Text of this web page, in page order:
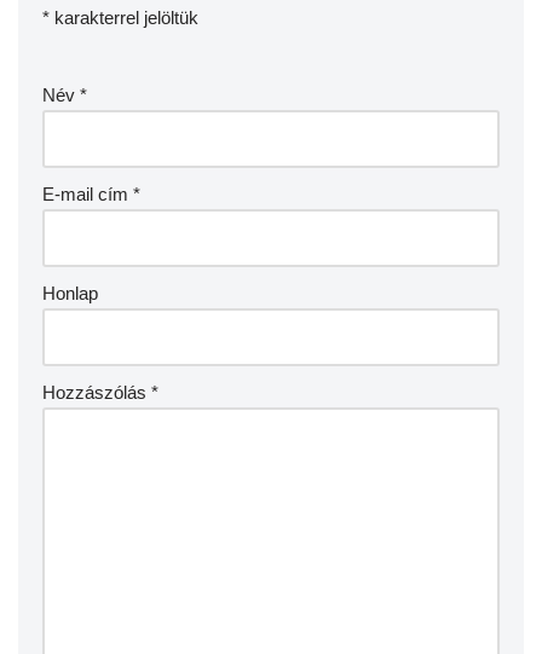
* karakterrel jelöltük
Név *
E-mail cím *
Honlap
Hozzászólás *